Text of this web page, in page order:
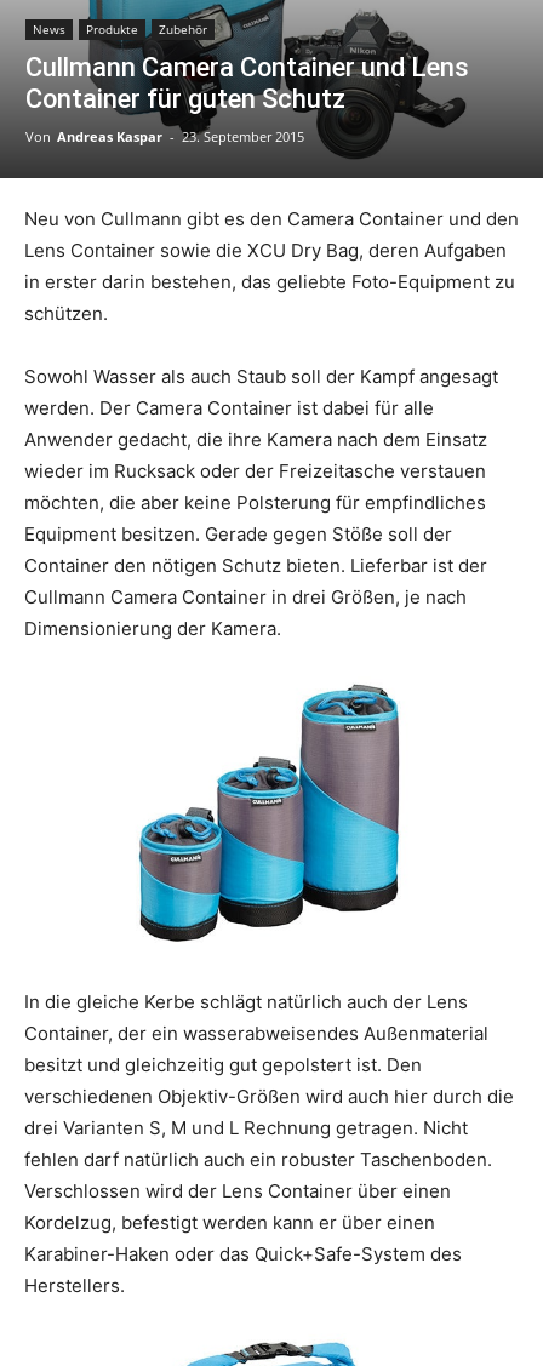
News Produkte Zubehör
Cullmann Camera Container und Lens
Container für guten Schutz
Von Andreas Kaspar - 23. September 2015
Neu von Cullmann gibt es den Camera Container und den
Lens Container sowie die XCU Dry Bag, deren Aufgaben
in erster darin bestehen, das geliebte Foto-Equipment zu
schützen.
Sowohl Wasser als auch Staub soll der Kampf angesagt
werden. Der Camera Container ist dabei für alle
Anwender gedacht, die ihre Kamera nach dem Einsatz
wieder im Rucksack oder der Freizeitasche verstauen
möchten, die aber keine Polsterung für empfindliches
Equipment besitzen. Gerade gegen Stöße soll der
Container den nötigen Schutz bieten. Lieferbar ist der
Cullmann Camera Container in drei Größen, je nach
Dimensionierung der Kamera.
In die gleiche Kerbe schlägt natürlich auch der Lens
Container, der ein wasserabweisendes Außenmaterial
besitzt und gleichzeitig gut gepolstert ist. Den
verschiedenen Objektiv-Größen wird auch hier durch die
drei Varianten S, M und L Rechnung getragen. Nicht
fehlen darf natürlich auch ein robuster Taschenboden.
Verschlossen wird der Lens Container über einen
Kordelzug, befestigt werden kann er über einen
Karabiner-Haken oder das Quick+Safe-System des
Herstellers.